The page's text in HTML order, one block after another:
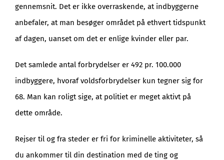
gennemsnit. Det er ikke overraskende, at indbyggerne
anbefaler, at man besøger området på ethvert tidspunkt
af dagen, uanset om det er enlige kvinder eller par.
Det samlede antal forbrydelser er 492 pr. 100.000
indbyggere, hvoraf voldsforbrydelser kun tegner sig for
68. Man kan roligt sige, at politiet er meget aktivt på
dette område.
Rejser til og fra steder er fri for kriminelle aktiviteter, så
du ankommer til din destination med de ting og